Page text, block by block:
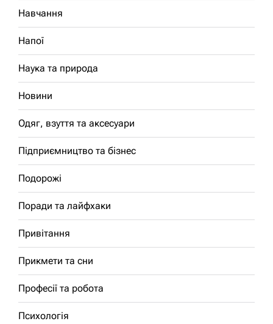
Навчання
Напої
Наука та природа
Новини
Одяг, взуття та аксесуари
Підприємництво та бізнес
Подорожі
Поради та лайфхаки
Привітання
Прикмети та сни
Професії та робота
Психологія